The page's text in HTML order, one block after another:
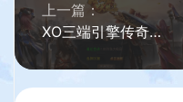
上一篇：
XO三端引擎传奇手游【1.80玲珑星王大极品合击】最新整理Win系服务端+PC安卓苹果三端+加密工具+详细搭建教程